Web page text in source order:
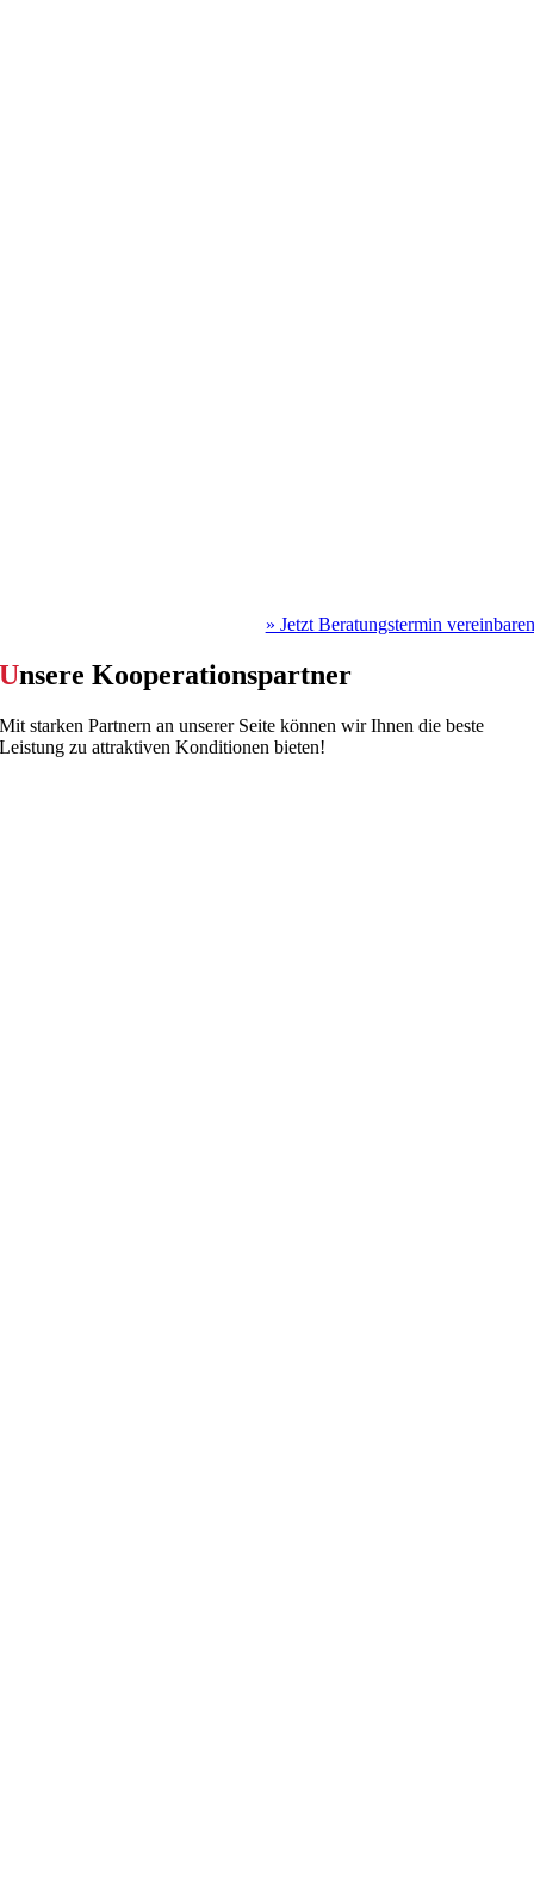
» Jetzt Beratungstermin vereinbaren
Unsere Kooperations­partner
Mit starken Partnern an unserer Seite können wir Ihnen die beste
Leistung zu attraktiven Konditionen bieten!